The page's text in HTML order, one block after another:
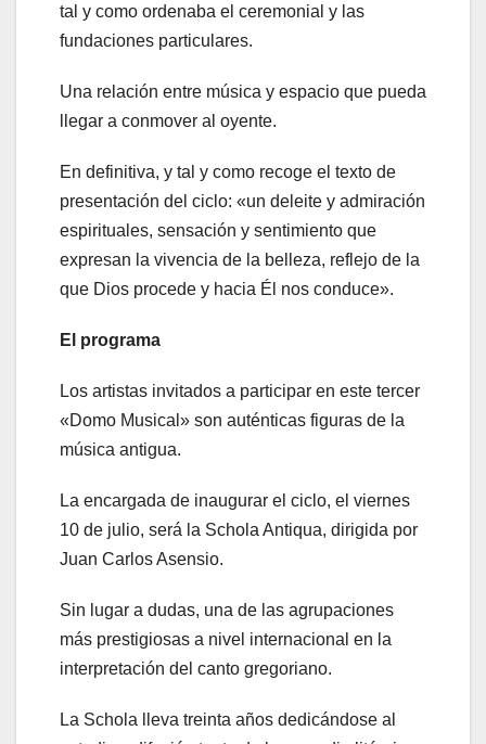
tal y como ordenaba el ceremonial y las
fundaciones particulares.
Una relación entre música y espacio que pueda
llegar a conmover al oyente.
En definitiva, y tal y como recoge el texto de
presentación del ciclo: «un deleite y admiración
espirituales, sensación y sentimiento que
expresan la vivencia de la belleza, reflejo de la
que Dios procede y hacia Él nos conduce».
El programa
Los artistas invitados a participar en este tercer
«Domo Musical» son auténticas figuras de la
música antigua.
La encargada de inaugurar el ciclo, el viernes
10 de julio, será la Schola Antiqua, dirigida por
Juan Carlos Asensio.
Sin lugar a dudas, una de las agrupaciones
más prestigiosas a nivel internacional en la
interpretación del canto gregoriano.
La Schola lleva treinta años dedicándose al